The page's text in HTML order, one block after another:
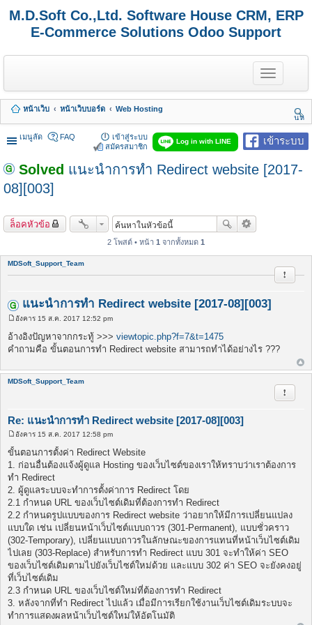
M.D.Soft Co.,Ltd. Software House CRM, ERP
E-Commerce Solutions Odoo Support
T
o
g
e
n
a
i
g
หน้าเว็บ หน้าเว็บบอร์ด
Web Hosting
นห
า
เมนูลัด
เข้าระบบ
Log in with LINE
FAQ
เข้าสู่ระบบ
สมัครสมาชิก
Solved แนะนำการทำ Redirect website [2017-
08][003]
ล็อคหัวข้อ
2 โพสต์ • หน้า 1 จากทั้งหมด 1
MDSoft_Support_Team
แนะนำการทำ Redirect website [2017-08][003]
รายงา
พ
ส
ต์
อังคาร 15 ส.ค. 2017 12:52 pm
อ้างอิงปัญหาจากกระทู้ >>> viewtopic.php?f=7&t=1475
คำถามคือ ขั้นตอนการทำ Redirect website สามารถทำได้อย่างไร ???
MDSoft_Support_Team
Re: แนะนำการทำ Redirect website [2017-08][003]
รายงา
พ
ส
ต์
อังคาร 15 ส.ค. 2017 12:58 pm
ขั้นตอนการตั้งค่า Redirect Website
1. ก่อนอื่นต้องแจ้งผู้ดูแล Hosting ของเว็บไซต์ของเราให้ทราบว่าเราต้องการ
ทำ Redirect
2. ผู้ดูแลระบบจะทำการตั้งค่าการ Redirect โดย
2.1 กำหนด URL ของเว็บไซต์เดิมที่ต้องการทำ Redirect
2.2 กำหนดรูปแบบของการ Redirect website ว่าอยากให้มีการเปลี่ยนแปลง
แบบใด เช่น เปลี่ยนหน้าเว็บไซต์แบบถาวร (301-Permanent), แบบชั่วคราว
(302-Temporary), เปลี่ยนแบบถาวรในลักษณะของการแทนที่หน้าเว็บไซต์เดิม
ไปเลย (303-Replace) สำหรับการทำ Redirect แบบ 301 จะทำให้ค่า SEO
ของเว็บไซต์เดิมตามไปยังเว็บไซต์ใหม่ด้วย และแบบ 302 ค่า SEO จะยังคงอยู่
ที่เว็บไซต์เดิม
2.3 กำหนด URL ของเว็บไซต์ใหม่ที่ต้องการทำ Redirect
3. หลังจากที่ทำ Redirect ไปแล้ว เมื่อมีการเรียกใช้งานเว็บไซต์เดิมระบบจะ
ทำการแสดงผลหน้าเว็บไซต์ใหม่ให้อัตโนมัติ